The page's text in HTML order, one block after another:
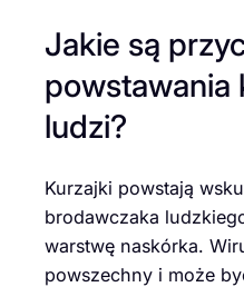
Jakie są
powstawania
ludzi?
Kurzajki powstają
brodawczaka
warstwę naskórka.
powszechny i może